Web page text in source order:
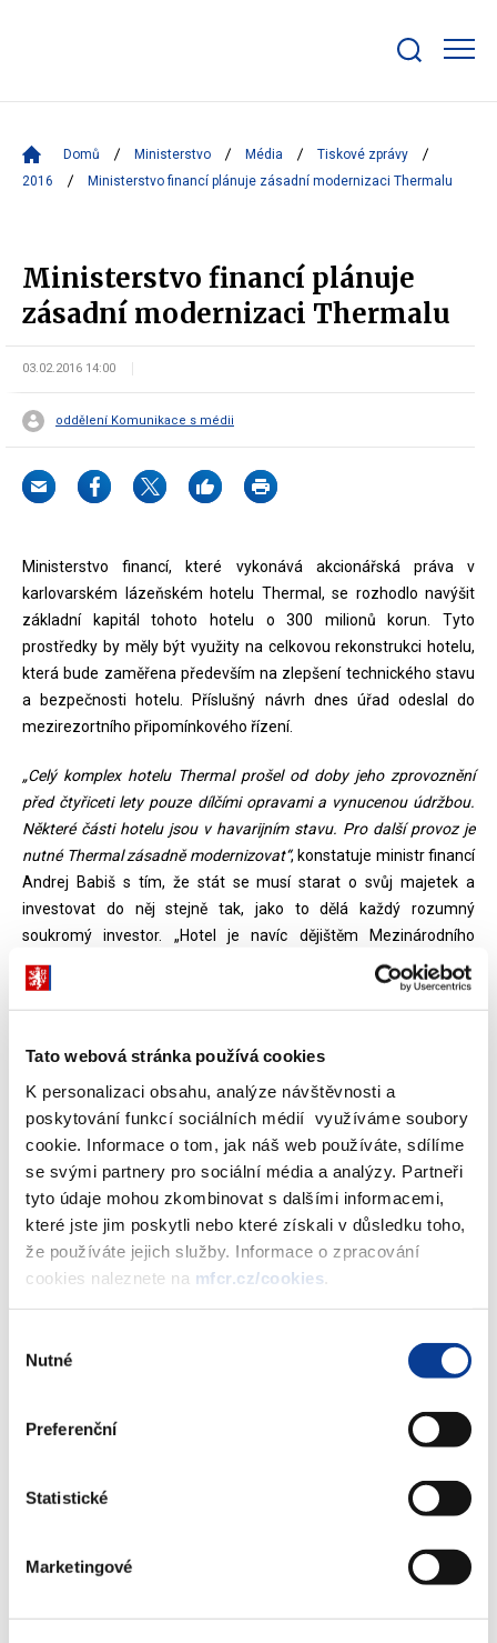
Tato webová stránka používá cookies
K personalizaci obsahu, analýze návštěvnosti a
poskytování funkcí sociálních médií využíváme soubory
cookie. Informace o tom, jak náš web používáte, sdílíme
se svými partnery pro sociální média a analýzy. Partneři
tyto údaje mohou zkombinovat s dalšími informacemi,
které jste jim poskytli nebo které získali v důsledku toho,
že používáte jejich služby. Informace o zpracování
cookies naleznete na mfcr.cz/cookies
souhlasu
Nutné
Preferenční
Statistické
Marketingové
bar
Domů Ministerstvo Média
Tiskové zprávy
2016
Ministerstvo financí plánuje zásadní modernizaci Thermalu
Ministerstvo financí plánuje
zásadní modernizaci Thermalu
03.02.2016 14:00
oddělení Komunikace s médii
Ministerstvo financí, které vykonává akcionářská práva v
karlovarském lázeňském hotelu Thermal, se rozhodlo navýšit
základní kapitál tohoto hotelu o 300 milionů korun. Tyto
prostředky by měly být využity na celkovou rekonstrukci hotelu,
která bude zaměřena především na zlepšení technického stavu
a bezpečnosti hotelu. Příslušný návrh dnes úřad odeslal do
mezirezortního připomínkového řízení.
„Celý komplex hotelu Thermal prošel od doby jeho zprovoznění
před čtyřiceti lety pouze dílčími opravami a vynucenou údržbou.
Některé části hotelu jsou v havarijním stavu. Pro další provoz je
nutné Thermal zásadně modernizovat“, konstatuje ministr financí
Andrej Babiš s tím, že stát se musí starat o svůj majetek a
investovat do něj stejně tak, jako to dělá každý rozumný
soukromý investor. „Hotel je navíc dějištěm Mezinárodního
filmového festivalu Karlovy Vary, kterému by měl poskytovat
kvalitní zázemí“, dodal Andrej Babiš. Ministerstvo financí hodlá
při plánování konkrétních investičních záměrů úzce
architektkou Thermalu Věrou Machoninovou.
Jednou z nejproblematičtějších částí hotelu je venkovní bazén.
Na základě vyjádření odborníků trpí v tuto chvíli zásadními
vadami, které by mohly ohrozit i bezpečnost návštěvníků. Proto
musel být dočasně ukončen jeho provoz. V rámci přípravy
projektu rekonstrukce bude vytvořen koncept budoucího využití
celého bazénového komplexu tak, aby byl nejen funkční, ale i
ekonomicky rentabilní.
konkurenceschopnosti celého hotelu. V plánu je mimo jiné
oprava všech pokojů na jeho šesti patrech, rozšíření
částí rekonstrukce je zateplení objektu a výměna oken, neboť
náročností. Tato část rekonstrukce by navíc mohla být částečně
podpořena dotací z programu Zelená úsporám, o kterou vedení
Kromě navýšení základního kapitálu hodlá vedení hotelu
financovat rekonstrukci pomocí investičního úvěru ve výši 100